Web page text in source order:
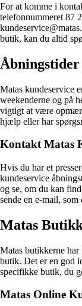
For at komme i
telefonnummeret 87
butik, kan du altid
Matas kundeservice
weekenderne og på
vigtigt at være
hjælp eller har
Kontakt Matas
Hvis du har et
kundeservice
og se, om du kan
sende en e-mail,
Matas
Matas butikkerne
butik. Det er en god
specifikke butik, du
Matas Online